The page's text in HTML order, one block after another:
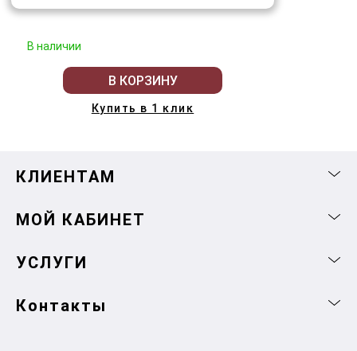
В наличии
В КОРЗИНУ
Купить в 1 клик
КЛИЕНТАМ
МОЙ КАБИНЕТ
УСЛУГИ
Контакты